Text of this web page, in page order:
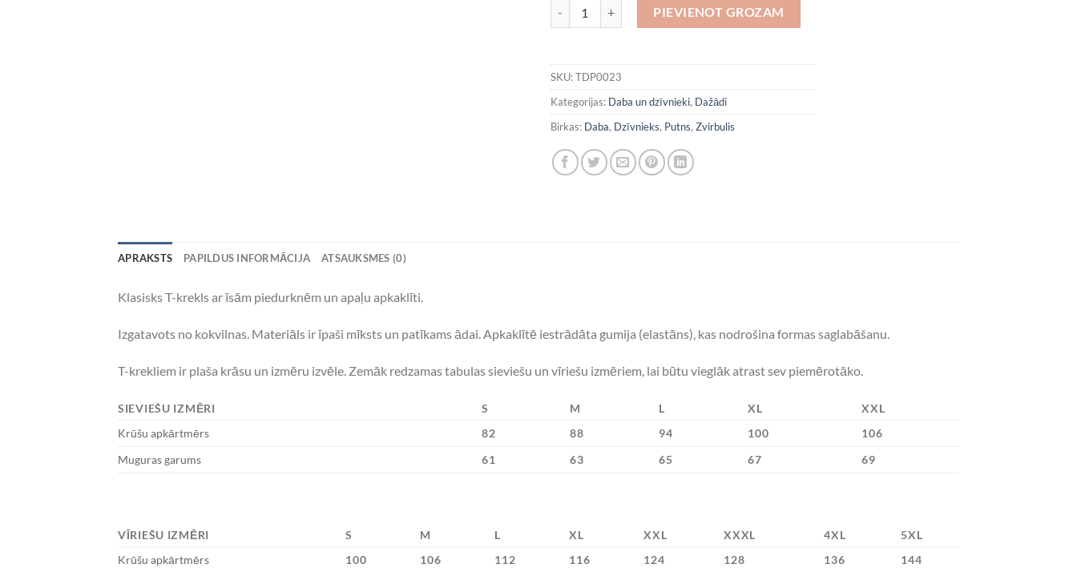
PIEVIENOT GROZAM
SKU:TDP0023
Kategorijas: Daba un dzīvnieki, Dažādi
Birkas: Daba, Dzīvnieks, Putns, Zvirbulis
APRAKSTS PAPILDUS INFORMĀCIJA ATSAUKSMES (0)
Klasisks T-krekls ar īsām piedurknēm un apaļu apkaklīti.
Izgatavots no kokvilnas. Materiāls ir īpaši mīksts un patīkams ādai. Apkaklītē iestrādāta gumija (elastāns), kas nodrošina formas saglabāšanu.
T-krekliem ir plaša krāsu un izmēru izvēle. Zemāk redzamas tabulas sieviešu un vīriešu izmēriem, lai būtu vieglāk atrast sev piemērotāko.
SIEVIEŠU IZMĒRI S M L XL
XXL
Krūšu apkārtmērs
82 88 94 100
106
Muguras garums
61 63 65 67 69
VĪRIEŠU IZMĒRI S M L XL XXL XXXL 4XL
5XL
Krūšu apkārtmērs
100 106 112 116 124 128 136
144